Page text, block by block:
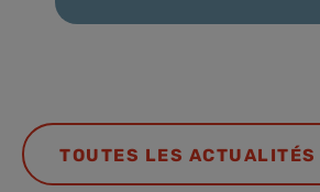
TOUTES LES ACTUALITÉS